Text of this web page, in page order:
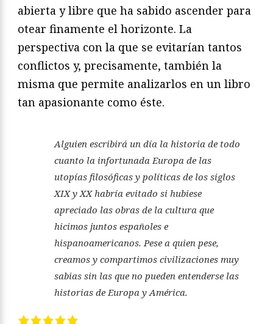
abierta y libre que ha sabido ascender para
otear finamente el horizonte. La
perspectiva con la que se evitarían tantos
conflictos y, precisamente, también la
misma que permite analizarlos en un libro
tan apasionante como éste.
Alguien escribirá un día la historia de todo
cuanto la infortunada Europa de las
utopías filosóficas y políticas de los siglos
XIX y XX habría evitado si hubiese
apreciado las obras de la cultura que
hicimos juntos españoles e
hispanoamericanos. Pese a quien pese,
creamos y compartimos civilizaciones muy
sabias sin las que no pueden entenderse las
historias de Europa y América.